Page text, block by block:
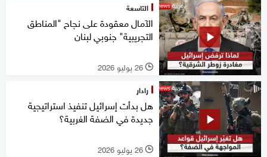
التاسعة
الآمال معقودة على نجاح "المناطق
التجريبية" جنوبي لبنان
l 26 يوليو 2026
رادار
هل بدأت إسرائيل تنفيذ استراتيجية
جديدة في الضفة الغربية؟
l 26 يوليو 2026